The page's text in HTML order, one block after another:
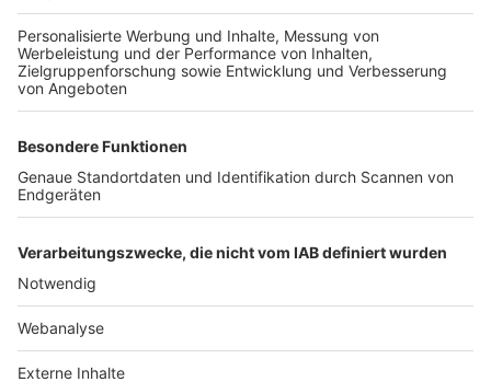
TOP-PARTNER
Nutzungsbedingungen Datenschutz Impressum